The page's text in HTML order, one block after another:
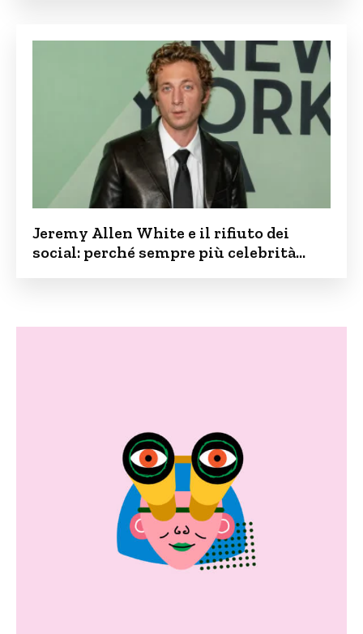
Jeremy Allen White e il rifiuto dei
social: perché sempre più celebrità